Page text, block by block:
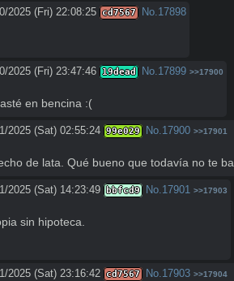
2025 (Fri) 22:08:25 cd7567 No.17898
2025 (Fri) 23:47:46 19dead No.17899 >>17900
en bencina :(
2025 (Sat) 02:55:24 99e029 No.17900 >>17901
de lata. Qué bueno que todavía no te
2025 (Sat) 14:23:49 bbfcd9 No.17901 >>17903
sin hipoteca.
2025 (Sat) 23:16:42 cd7567 No.17903 >>17904